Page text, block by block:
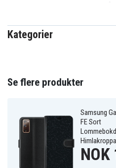
Dekselet lukkes sikkert med
innside av fløyel med
Denne to-i-ett-løsningen
mobildeksel, noe som gjør
med spesialtilpasset
Produktdetaljer:
-Spesielt designet for
Kategorier
Se flere produkter
Samsung
FE Sort
NOK